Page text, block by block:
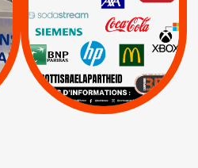
Keter |
Livres et brochures |
Mehadrin | PUMA
Sodastream |
Visuels, tracts,
affiches,...